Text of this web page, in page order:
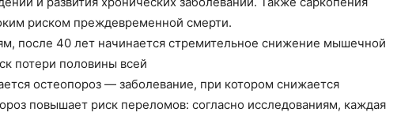
риском преждевременной смерти.
после 40 лет начинается стремительное снижение мышечной
потери половины всей
остеопороз — заболевание, при котором снижается
повышает риск переломов: согласно исследованиям, каждая